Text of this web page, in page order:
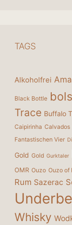
TAGS
Alkoholfrei
Black Bottle bols
Trace Buffalo
Caipirinha Calvados
Fantastischen Vier
Gold Gold Gurktaler
OMR Ouzo Ouzo of
Rum Sazerac
Whisky